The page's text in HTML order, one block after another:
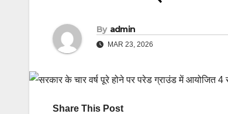
By admin
MAR 23, 2026
Share This Post